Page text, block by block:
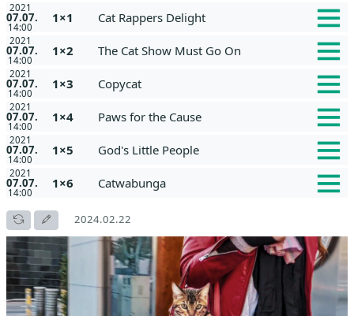
2021
07.07.
14:00
1×1 Cat Rappers Delight
2021
07.07.
14:00
1×2 The Cat Show Must Go On
2021
07.07.
14:00
1×3 Copycat
2021
07.07.
14:00
1×4 Paws for the Cause
2021
07.07.
14:00
1×5 God's Little People
2021
07.07.
14:00
1×6 Catwabunga
2024.02.22